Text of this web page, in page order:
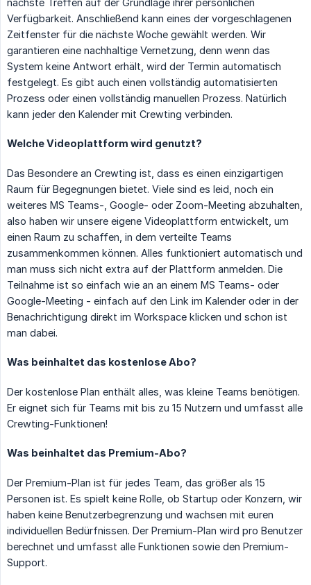
nächste Treffen auf der Grundlage ihrer persönlichen
Verfügbarkeit. Anschließend kann eines der vorgeschlagenen
Zeitfenster für die nächste Woche gewählt werden. Wir
garantieren eine nachhaltige Vernetzung, denn wenn das
System keine Antwort erhält, wird der Termin automatisch
festgelegt. Es gibt auch einen vollständig automatisierten
Prozess oder einen vollständig manuellen Prozess. Natürlich
kann jeder den Kalender mit Crewting verbinden.
Welche Videoplattform wird genutzt?
Das Besondere an Crewting ist, dass es einen einzigartigen
Raum für Begegnungen bietet. Viele sind es leid, noch ein
weiteres MS Teams-, Google- oder Zoom-Meeting abzuhalten,
also haben wir unsere eigene Videoplattform entwickelt, um
einen Raum zu schaffen, in dem verteilte Teams
zusammenkommen können. Alles funktioniert automatisch und
man muss sich nicht extra auf der Plattform anmelden. Die
Teilnahme ist so einfach wie an an einem MS Teams- oder
Google-Meeting - einfach auf den Link im Kalender oder in der
Benachrichtigung direkt im Workspace klicken und schon ist
man dabei.
Was beinhaltet das kostenlose Abo?
Der kostenlose Plan enthält alles, was kleine Teams benötigen.
Er eignet sich für Teams mit bis zu 15 Nutzern und umfasst alle
Crewting-Funktionen!
Was beinhaltet das Premium-Abo?
Der Premium-Plan ist für jedes Team, das größer als 15
Personen ist. Es spielt keine Rolle, ob Startup oder Konzern, wir
haben keine Benutzerbegrenzung und wachsen mit euren
individuellen Bedürfnissen. Der Premium-Plan wird pro Benutzer
berechnet und umfasst alle Funktionen sowie den Premium-
Support.